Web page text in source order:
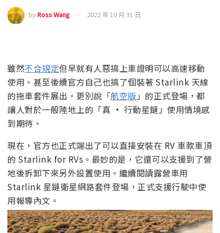
byRoss Wang 2022 年 10 月 31 日
雖然不合規定但早就有人惡搞上車證明可以高速移動
使用。甚至後續官方自己也搞了個裝著 Starlink 天線
的拖車套件展出。更別說「航空版 」的正式登場，都
讓人對於一般陸地上的「真 · 行動星鏈」使用情境感
到期待。
現在，官方也正式端出了可以直接安裝在 RV 車款車頂
的 Starlink for RVs。最妙的是，它還可以支援到了營
地後拆卸下來另外設置使用。繼續閱讀露營車用
Starlink 星鏈衛星網路套件登場，正式支援行駛中使
用報導內文。